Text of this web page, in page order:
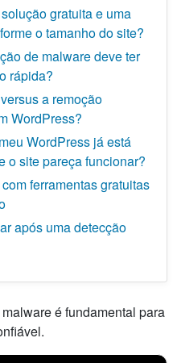
gratuita e uma
o tamanho do site?
de malware deve ter
rápida?
a remoção
WordPress?
WordPress já está
o site pareça funcionar?
ferramentas gratuitas
após uma detecção
é fundamental para